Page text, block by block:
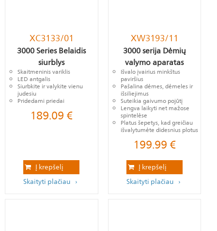
XC3133/01
3000 Series Belaidis
siurblys
Skaitmeninis variklis
LED antgalis
Siurbkite ir valykite vienu
judesiu
Pridedami priedai
189.09€
Į krepšelį
Skaityti plačiau
XW3193/11
3000 serija Dėmių
valymo aparatas
Išvalo įvairius minkštus
paviršius
Pašalina dėmes, dėmeles ir
išsiliejimus
Suteikia gaivumo pojūtį
Lengva laikyti net mažose
spintelėse
Platus šepetys, kad greičiau
išvalytumėte didesnius plotus
199.99€
Į krepšelį
Skaityti plačiau